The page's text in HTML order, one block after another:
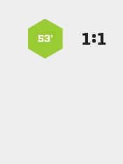
:
53’